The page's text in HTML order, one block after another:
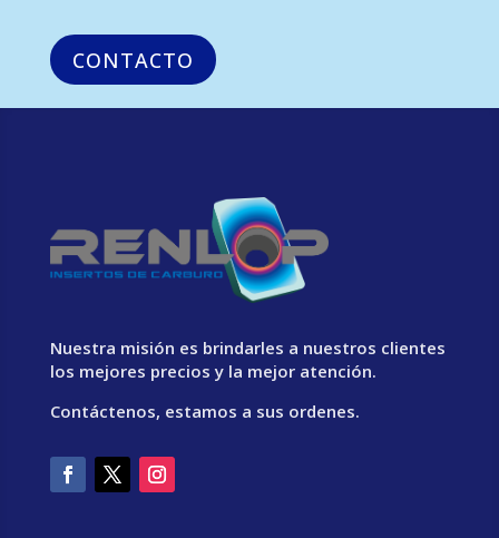
CONTACTO
Nuestra misión es brindarles a nuestros clientes
los mejores precios y la mejor atención.
Contáctenos, estamos a sus ordenes.